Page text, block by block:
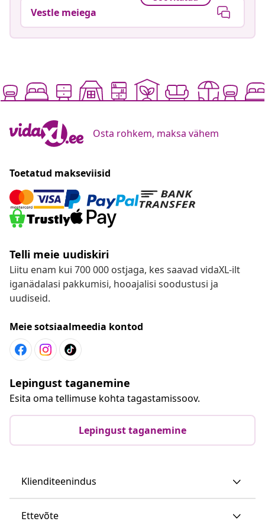
Vestle meiega
Osta rohkem, maksa vähem
Toetatud makseviisid
Telli meie uudiskiri
Liitu enam kui 700 000 ostjaga, kes saavad vidaXL-ilt
iganädalasi pakkumisi, hooajalisi soodustusi ja
uudiseid.
Meie sotsiaalmeedia kontod
Lepingust taganemine
Esita oma tellimuse kohta tagastamissoov.
Lepingust taganemine
Klienditeenindus
Ettevõte